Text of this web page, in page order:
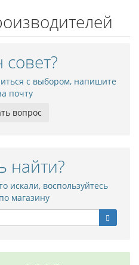
с выбором, напишите
почту
вопрос
найти?
искали, воспользуйтесь
магазину